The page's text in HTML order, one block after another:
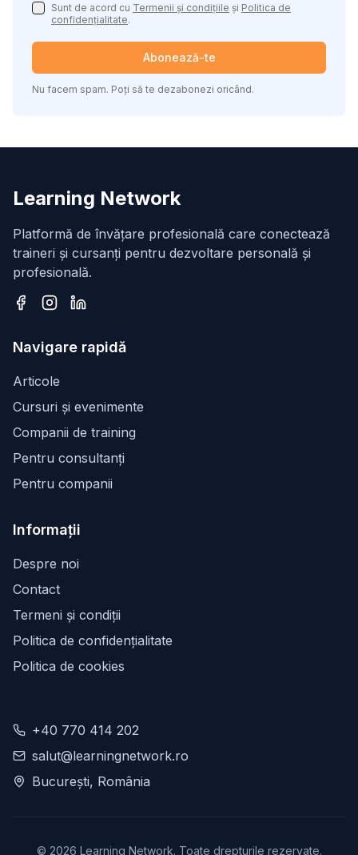
Sunt de acord cu Termenii și condițiile și Politica de
confidențialitate.
Abonează-te
Nu facem spam. Poți să te dezabonezi oricând.
Learning Network
Platformă de învățare profesională care conectează
traineri și cursanți pentru dezvoltare personală și
profesională.
Navigare rapidă
Articole
Cursuri și evenimente
Companii de training
Pentru consultanți
Pentru companii
Informații
Despre noi
Contact
Termeni și condiții
Politica de confidențialitate
Politica de cookies
+40 770 414 202
salut@learningnetwork.ro
București, România
© 2026 Learning Network. Toate drepturile rezervate.